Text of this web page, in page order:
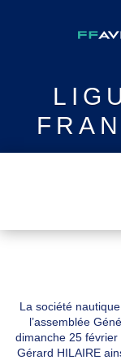
La société
l’assemblée
dimanche 25 février
Gérard HILAIRE